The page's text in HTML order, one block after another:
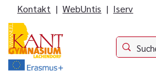
Kontakt |WebUntis | Iserv